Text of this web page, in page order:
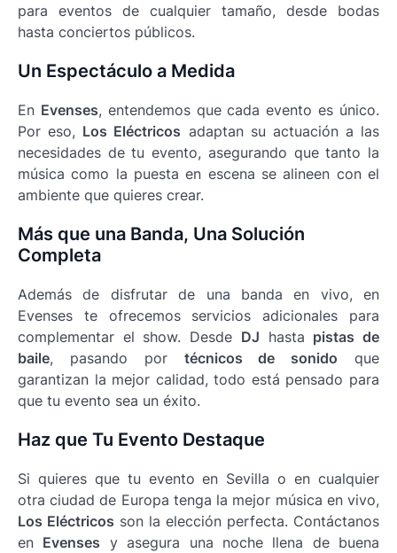
para eventos de cualquier tamaño, desde bodas
hasta conciertos públicos.
Un Espectáculo a Medida
En Evenses, entendemos que cada evento es único.
Por eso, Los Eléctricos adaptan su actuación a las
necesidades de tu evento, asegurando que tanto la
música como la puesta en escena se alineen con el
ambiente que quieres crear.
Más que una Banda, Una Solución
Completa
Además de disfrutar de una banda en vivo, en
Evenses te ofrecemos servicios adicionales para
complementar el show. Desde DJ hasta pistas de
baile, pasando por técnicos de sonido que
garantizan la mejor calidad, todo está pensado para
que tu evento sea un éxito.
Haz que Tu Evento Destaque
Si quieres que tu evento en Sevilla o en cualquier
otra ciudad de Europa tenga la mejor música en vivo,
Los Eléctricos son la elección perfecta. Contáctanos
en Evenses y asegura una noche llena de buena